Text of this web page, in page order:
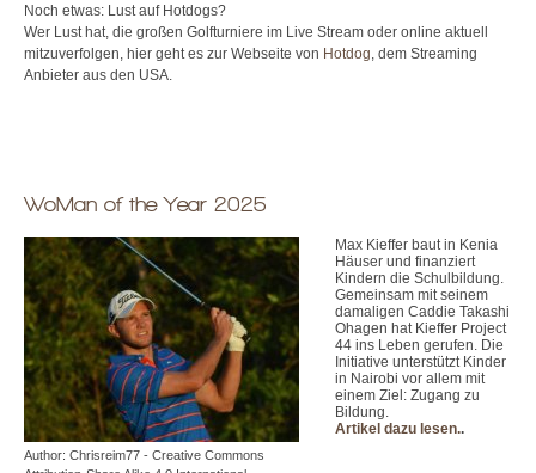
Noch etwas: Lust auf Hotdogs?
Wer Lust hat, die großen Golfturniere im Live Stream oder online aktuell
mitzuverfolgen, hier geht es zur Webseite von Hotdog , dem Streaming
Anbieter aus den USA.
WoMan of the Year 2025
Author: Chrisreim77 - Creative Commons
Max Kieffer baut in Kenia
Häuser und finanziert
Kindern die Schulbildung.
Gemeinsam mit seinem
damaligen Caddie Takashi
Ohagen hat Kieffer Project
44 ins Leben gerufen. Die
Initiative unterstützt Kinder
in Nairobi vor allem mit
einem Ziel: Zugang zu
Bildung.
Artikel dazu lesen..